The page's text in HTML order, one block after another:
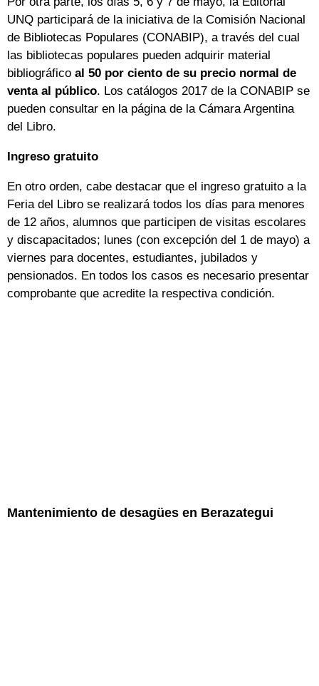
UNQ participará de la iniciativa de la Comisión Nacional
de Bibliotecas Populares (CONABIP), a través del cual
las bibliotecas populares pueden adquirir material
bibliográfico al 50 por ciento de su precio normal de
venta al público. Los catálogos 2017 de la CONABIP se
pueden consultar en la página de la Cámara Argentina
del Libro.
Ingreso gratuito
En otro orden, cabe destacar que el ingreso gratuito a la
Feria del Libro se realizará todos los días para menores
de 12 años, alumnos que participen de visitas escolares
y discapacitados; lunes (con excepción del 1 de mayo) a
viernes para docentes, estudiantes, jubilados y
pensionados. En todos los casos es necesario presentar
comprobante que acredite la respectiva condición.
Mantenimiento de desagües en Berazategui